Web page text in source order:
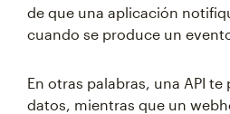
de que una aplicación
cuando se produce un
En otras palabras, una API
datos, mientras que un